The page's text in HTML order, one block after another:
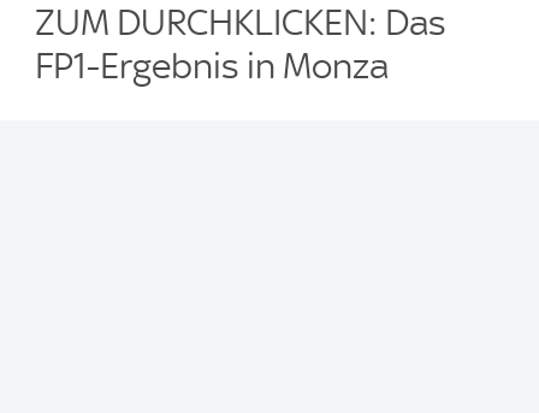
ZUM DURCHKLICKEN: Das
FP1-Ergebnis in Monza